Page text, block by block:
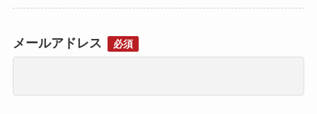
メールアドレス 必須